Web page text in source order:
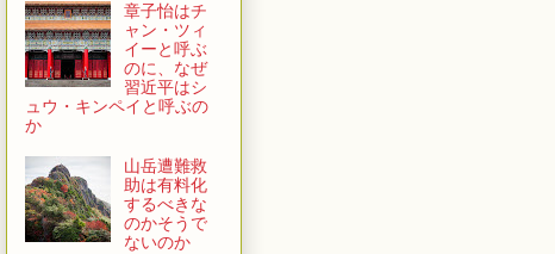
章子怡はチ
ャン・ツィ
イーと呼ぶ
のに、なぜ
習近平はシ
ュウ・キンペイと呼ぶの
か
山岳遭難救
助は有料化
するべきな
のかそうで
ないのか